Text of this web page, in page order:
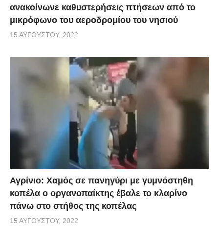
ανακοίνωνε καθυστερήσεις πτήσεων από το
μικρόφωνο του αεροδρομίου του νησιού
15 ΑΥΓΟΎΣΤΟΥ, 2022
Αγρίνιο: Χαμός σε πανηγύρι με γυμνόστηθη
κοπέλα ο οργανοπαίκτης έβαλε το κλαρίνο
πάνω στο στήθος της κοπέλας
15 ΑΥΓΟΎΣΤΟΥ, 2022